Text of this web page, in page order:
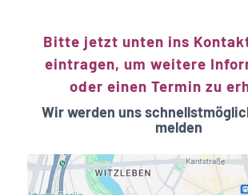
Bitte jetzt unten ins
eintragen, um weitere
oder einen Termin zu
Wir werden uns
melden